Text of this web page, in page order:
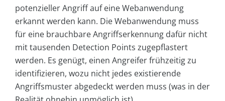
potenzieller Angriff auf eine Webanwendung
erkannt werden kann. Die Webanwendung muss
für eine brauchbare Angriffserkennung dafür nicht
mit tausenden Detection Points zugepflastert
werden. Es genügt, einen Angreifer frühzeitig zu
identifizieren, wozu nicht jedes existierende
Angriffsmuster abgedeckt werden muss (was in der